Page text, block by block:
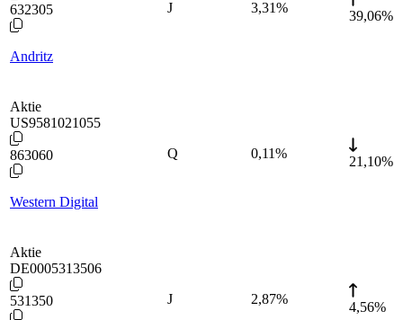
632305
Andritz
J 3,31%
39,06%
Aktie
US9581021055
863060
Western Digital
Q 0,11%
21,10%
Aktie
DE0005313506
531350 J 2,87%
4,56%